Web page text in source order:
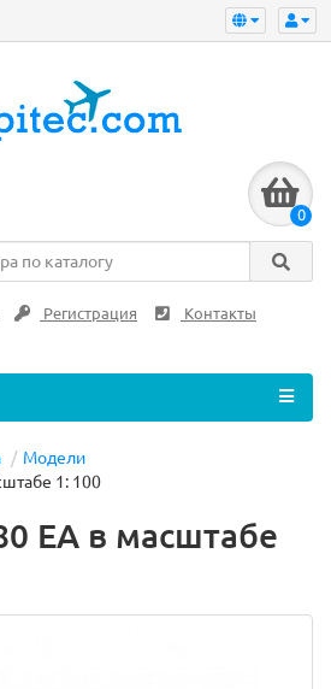
0
Регистрация
Контакты
Модели
1: 100
EA в масштабе